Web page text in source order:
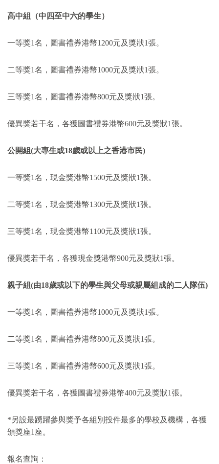
高中組（中四至中六的學生）
一等獎1名，圖書禮券港幣1200元及獎狀1張。
二等獎1名，圖書禮券港幣1000元及獎狀1張。
三等獎1名，圖書禮券港幣800元及獎狀1張。
優異獎若干名，各獲圖書禮券港幣600元及獎狀1張。
公開組(大專生或18歲或以上之香港市民)
一等獎1名，現金獎港幣1500元及獎狀1張。
二等獎1名，現金獎港幣1300元及獎狀1張。
三等獎1名，現金獎港幣1100元及獎狀1張。
優異獎若干名，各獲現金獎港幣900元及獎狀1張。
親子組(由18歲或以下的學生與父母或親屬組成的二人隊伍)
一等獎1名，圖書禮券港幣1000元及獎狀1張。
二等獎1名，圖書禮券港幣800元及獎狀1張。
三等獎1名，圖書禮券港幣600元及獎狀1張。
優異獎若干名，各獲圖書禮券港幣400元及獎狀1張。
*另設最踴躍參與獎予各組別投件最多的學校及機構，各獲
頒獎座1 座。
報名查詢：